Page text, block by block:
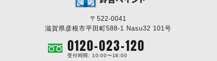
〒522-0041
滋賀県彦根市平田町588-1 Nasu32 101号
0120-023-120
受付時間: 10:00〜18:00